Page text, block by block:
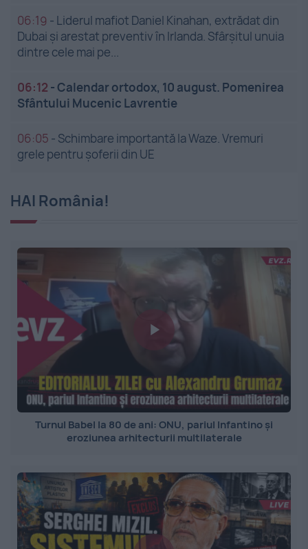
06:19 - Liderul mafiot Daniel Kinahan, extrădat din
Dubai și arestat preventiv în Irlanda. Sfârșitul unuia
dintre cele mai pe...
06:12 -Calendar ortodox, 10 august. Pomenirea
Sfântului Mucenic Lavrentie
06:05 - Schimbare importantă la Waze. Vremuri
grele pentru șoferii din UE
HAI România!
Turnul Babel la 80 de ani: ONU, pariul Infantino și
eroziunea arhitecturii multilaterale